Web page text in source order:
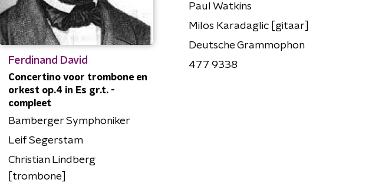
Ferdinand David
Concertino voor trombone en
orkest op.4 in Es gr.t. -
compleet
Bamberger Symphoniker
Leif Segerstam
Christian Lindberg
[trombone]
Paul Watkins
Milos Karadaglic [gitaar]
Deutsche Grammophon
477 9338